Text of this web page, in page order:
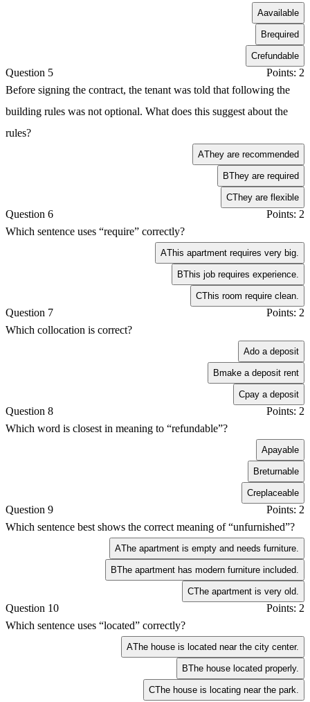
Aavailable
Brequired
Crefundable
Question 5
Points: 2
Before signing the contract, the tenant was told that following the
building rules was not optional. What does this suggest about the
rules?
AThey are recommended
BThey are required
CThey are flexible
Question 6
Points: 2
Which sentence uses “require” correctly?
AThis apartment requires very big.
BThis job requires experience.
CThis room require clean.
Question 7
Points: 2
Which collocation is correct?
Ado a deposit
Bmake a deposit rent
Cpay a deposit
Question 8
Points: 2
Which word is closest in meaning to “refundable”?
Apayable
Breturnable
Creplaceable
Question 9
Points: 2
Which sentence best shows the correct meaning of “unfurnished”?
AThe apartment is empty and needs furniture.
BThe apartment has modern furniture included.
CThe apartment is very old.
Question 10
Points: 2
Which sentence uses “located” correctly?
AThe house is located near the city center.
BThe house located properly.
CThe house is locating near the park.